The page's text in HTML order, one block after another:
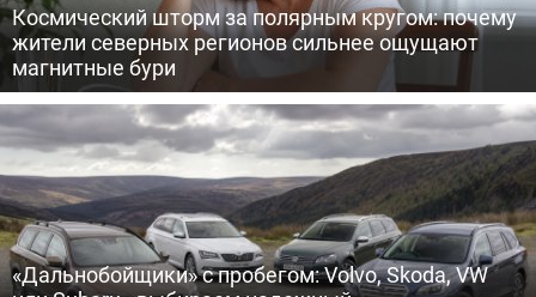
Космический шторм за полярным кругом: почему
жители северных регионов сильнее ощущают
магнитные бури
«Дальнобойщики» с пробегом: Volvo, Skoda, VW